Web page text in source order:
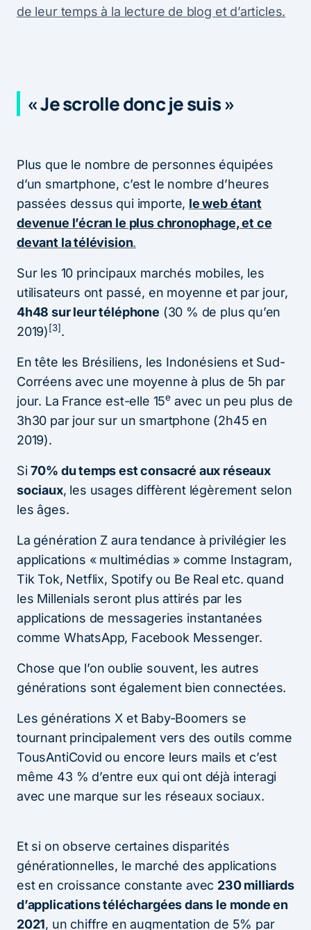
de leur temps à la lecture de blog et d’articles.
« Je scrolle donc je suis »
Plus que le nombre de personnes équipées
d’un smartphone, c’est le nombre d’heures
passées dessus qui importe, le web étant
devenue l’écran le plus chronophage, et ce
devant la télévision.
Sur les 10 principaux marchés mobiles, les
utilisateurs ont passé, en moyenne et par jour,
4h48 sur leur téléphone (30 % de plus qu’en
2019)[3].
En tête les Brésiliens, les Indonésiens et Sud-
Corréens avec une moyenne à plus de 5h par
jour. La France est-elle 15eavec un peu plus de
3h30 par jour sur un smartphone (2h45 en
2019).
Si70% du temps est consacré aux réseaux
sociaux, les usages diffèrent légèrement selon
les âges.
La génération Z aura tendance à privilégier les
applications « multimédias » comme Instagram,
Tik Tok, Netflix, Spotify ou Be Real etc. quand
les Millenials seront plus attirés par les
applications de messageries instantanées
comme WhatsApp, Facebook Messenger.
Chose que l’on oublie souvent, les autres
générations sont également bien connectées.
Les générations X et Baby-Boomers se
tournant principalement vers des outils comme
TousAntiCovid ou encore leurs mails et c’est
même 43 % d’entre eux qui ont déjà interagi
avec une marque sur les réseaux sociaux.
Et si on observe certaines disparités
générationnelles, le marché des applications
est en croissance constante avec 230 milliards
d’applications téléchargées dans le monde en
2021, un chiffre en augmentation de 5% par